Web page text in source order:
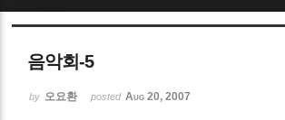
음악회-5
by 오요환 posted Aug 20, 2007
Sketchbook5, 스케치북5